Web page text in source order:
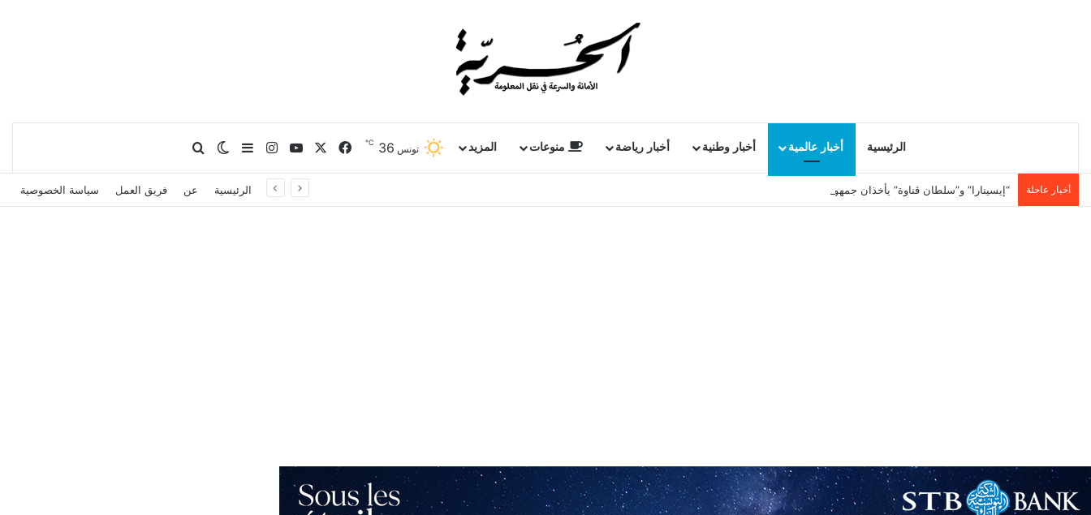
الرئيسية أخبار عالمية أخبار وطنية أخبار رياضة منوعات المزيد تونس 36
℃ فيسبوك يوتيوبانستقرامإضافة عمود جانبي
الوضع المظلم
بحث عن
أخبار عاجلة “إيسينارا” و”سلطان ڤناوة” يأخذان جمهور بوقرنين في رحلة إلى عمق الموسيقى الجزائرية الرئيسية عن فريق العمل سياسة الخصوصية